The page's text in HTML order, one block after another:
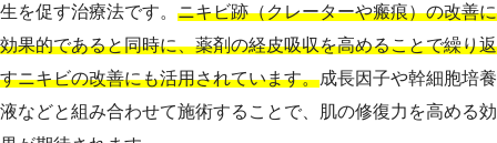
生を促す治療法です。 ニキビ跡（クレーターや瘢痕）の改善に
効果的であると同時に、薬剤の経皮吸収を高めることで繰り返
すニキビの改善にも活用されています。成長因子や幹細胞培養
液などと組み合わせて施術することで、肌の修復力を高める効